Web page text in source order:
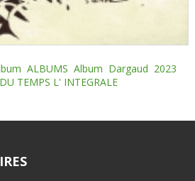
ALBUMS Album Dargaud 2023
TEMPS L' INTEGRALE